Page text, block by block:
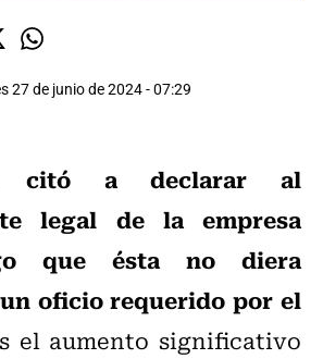
27 de junio de 2024 - 07:29
citó a declarar al
legal de la empresa
que ésta no diera
oficio requerido por el
el aumento significativo